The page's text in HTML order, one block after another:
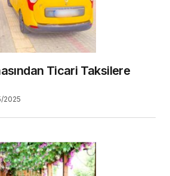
Ticari Taksilere
2025